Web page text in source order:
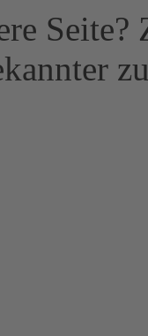
Seite?